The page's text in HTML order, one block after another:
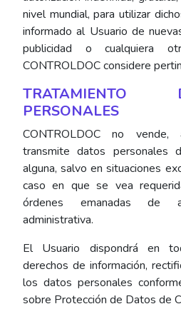
nivel mundial, para utilizar
informado al Usuario de
publicidad o cualquiera
CONTROLDOC considere
PERSONALES
CONTROLDOC no vende,
transmite datos personales
alguna, salvo en situaciones
caso en que se vea
órdenes emanadas de
administrativa.
El Usuario dispondrá en
derechos de información,
los datos personales
sobre Protección de Datos de